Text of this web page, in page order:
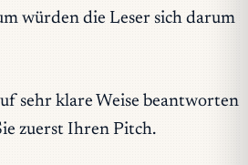
würden die Leser sich darum
sehr klare Weise beantworten
zuerst Ihren Pitch.